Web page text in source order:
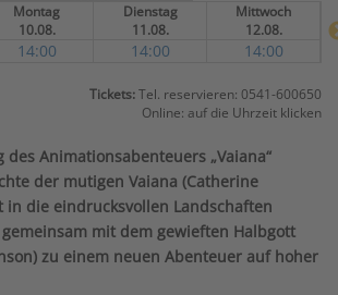
Montag
10.08.
14:00
Dienstag
11.08.
14:00
Mittwoch
12.08.
14:00
Tickets:Tel. reservieren: 0541-600650
Online: auf die Uhrzeit klicken
des Animationsabenteuers „Vaiana“
der mutigen Vaiana (Catherine
in die eindrucksvollen Landschaften
mit dem gewieften Halbgott
zu einem neuen Abenteuer auf hoher